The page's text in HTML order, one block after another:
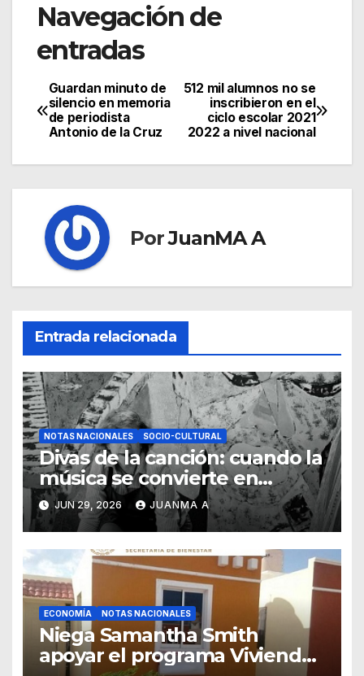
Navegación de
entradas
512 mil alumnos no se
inscribieron en el
ciclo escolar 2021
2022 a nivel nacional
Guardan minuto de
silencio en memoria
de periodista
Antonio de la Cruz
PorJuanMA A
Entrada relacionada
NOTAS NACIONALES SOCIO-CULTURAL
Divas de la canción: cuando la
música se convierte en
pintura
JUN 29, 2026 JUANMA A
ECONOMÍA NOTAS NACIONALES
Niega Samantha Smith
apoyar el programa Vivienda